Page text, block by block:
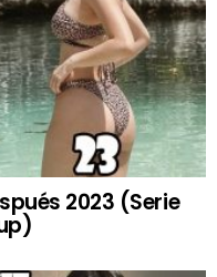
2023 (Serie